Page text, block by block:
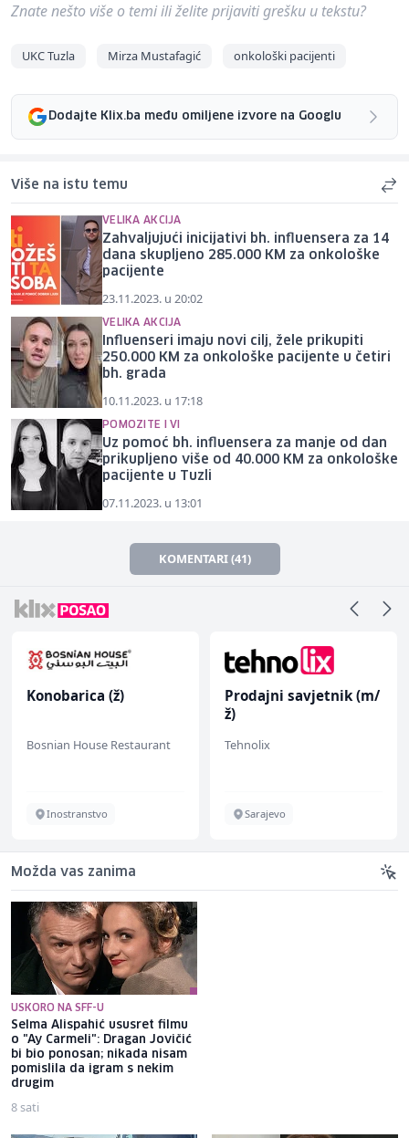
Znate nešto više o temi ili želite prijaviti grešku u tekstu?
UKC Tuzla Mirza Mustafagić onkološki pacijenti
Dodajte Klix.ba među omiljene izvore na Googlu
Više na istu temu
VELIKA AKCIJA
Zahvaljujući inicijativi bh. influensera za 14
dana skupljeno 285.000 KM za onkološke
pacijente
23.11.2023. u 20:02
VELIKA AKCIJA
Influenseri imaju novi cilj, žele prikupiti
250.000 KM za onkološke pacijente u četiri
bh. grada
10.11.2023. u 17:18
POMOZITE I VI
Uz pomoć bh. influensera za manje od dan
prikupljeno više od 40.000 KM za onkološke
pacijente u Tuzli
07.11.2023. u 13:01
KOMENTARI (41)
Konobarica (ž)
Bosnian House Restaurant
Inostranstvo
Prodajni savjetnik (m/
ž)
Tehnolix
Sarajevo
Možda vas zanima
USKORO NA SFF-U
Selma Alispahić ususret filmu
o "Ay Carmeli": Dragan Jovičić
bi bio ponosan; nikada nisam
pomislila da igram s nekim
drugim
8 sati